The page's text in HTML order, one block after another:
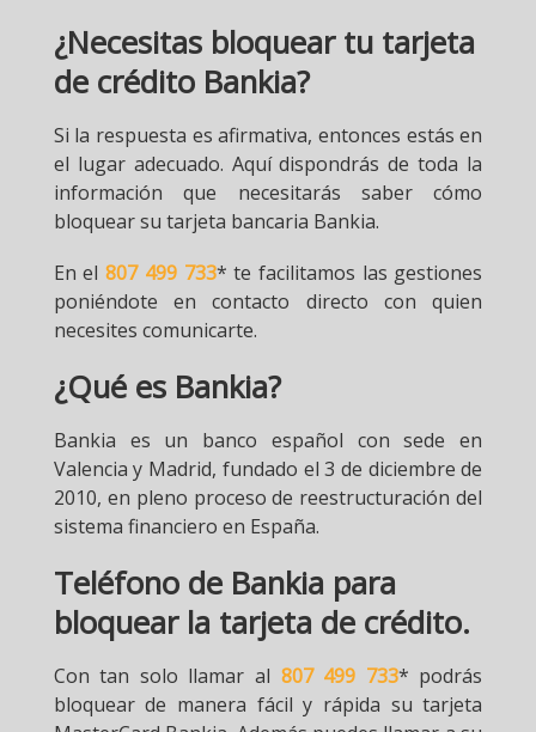
¿Necesitas bloquear tu tarjeta
de crédito Bankia?
Si la respuesta es afirmativa, entonces estás en
el lugar adecuado. Aquí dispondrás de toda la
información que necesitarás saber cómo
bloquear su tarjeta bancaria Bankia.
En el807 499 733* te facilitamos las gestiones
poniéndote en contacto directo con quien
necesites comunicarte.
¿Qué es Bankia?
Bankia es un banco español con sede en
Valencia y Madrid, fundado el 3 de diciembre de
2010, en pleno proceso de reestructuración del
sistema financiero en España.
Teléfono de Bankia para
bloquear la tarjeta de crédito.
Con tan solo llamar al 807 499 733* podrás
bloquear de manera fácil y rápida su tarjeta